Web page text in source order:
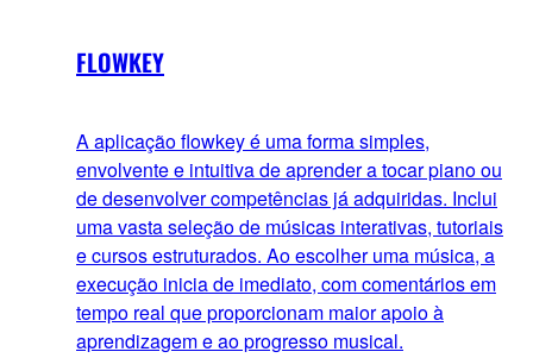
FLOWKEY
A aplicação flowkey é uma forma simples,
envolvente e intuitiva de aprender a tocar piano ou
de desenvolver competências já adquiridas. Inclui
uma vasta seleção de músicas interativas, tutoriais
e cursos estruturados. Ao escolher uma música, a
execução inicia de imediato, com comentários em
tempo real que proporcionam maior apoio à
aprendizagem e ao progresso musical.